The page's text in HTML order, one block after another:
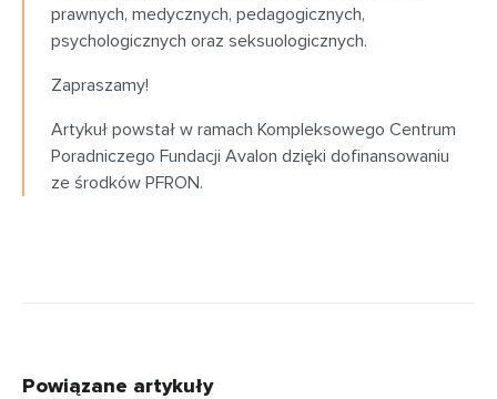
prawnych, medycznych, pedagogicznych,
psychologicznych oraz seksuologicznych.
Zapraszamy!
Artykuł powstał w ramach Kompleksowego Centrum
Poradniczego Fundacji Avalon dzięki dofinansowaniu
ze środków PFRON.
Powiązane artykuły